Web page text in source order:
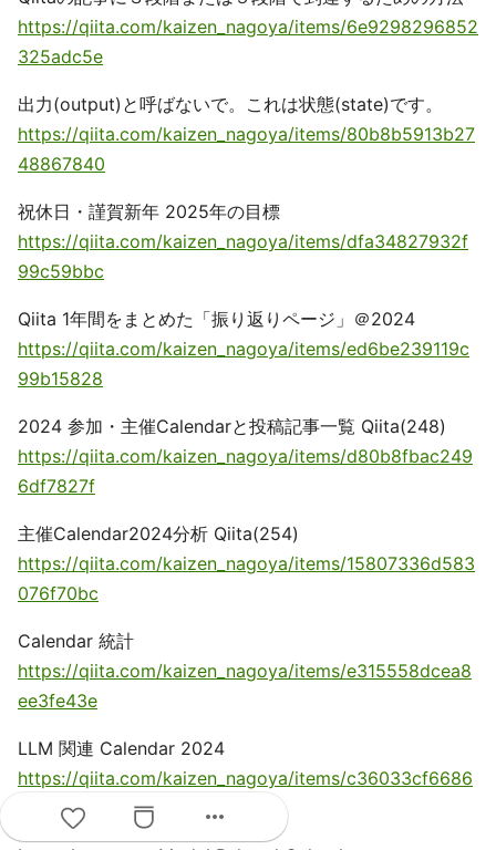
https://qiita.com/kaizen_nagoya/items/6e9298296852
325adc5e
出力(output)と呼ばないで。これは状態(state)です。
https://qiita.com/kaizen_nagoya/items/80b8b5913b27
48867840
祝休日・謹賀新年 2025年の目標
https://qiita.com/kaizen_nagoya/items/dfa34827932f
99c59bbc
Qiita 1年間をまとめた「振り返りページ」＠2024
https://qiita.com/kaizen_nagoya/items/ed6be239119c
99b15828
2024 参加・主催Calendarと投稿記事一覧 Qiita(248)
https://qiita.com/kaizen_nagoya/items/d80b8fbac249
6df7827f
主催Calendar2024分析 Qiita(254)
https://qiita.com/kaizen_nagoya/items/15807336d583
076f70bc
Calendar 統計
https://qiita.com/kaizen_nagoya/items/e315558dcea8
ee3fe43e
LLM 関連 Calendar 2024
https://qiita.com/kaizen_nagoya/items/c36033cf6686
2d5496fa
more_horiz